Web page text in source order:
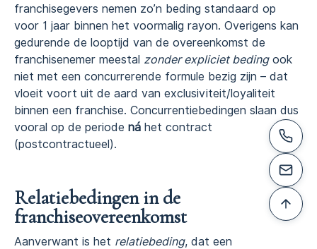
franchisegevers nemen zo’n beding standaard op
voor 1 jaar binnen het voormalig rayon. Overigens kan
gedurende de looptijd van de overeenkomst de
franchisenemer meestal zonder expliciet bedingook
niet met een concurrerende formule bezig zijn – dat
vloeit voort uit de aard van exclusiviteit/loyaliteit
binnen een franchise. Concurrentiebedingen slaan dus
vooral op de periode ná het contract
(postcontractueel).
Relatiebedingen in de
franchiseovereenkomst
Aanverwant is het relatiebeding, dat een